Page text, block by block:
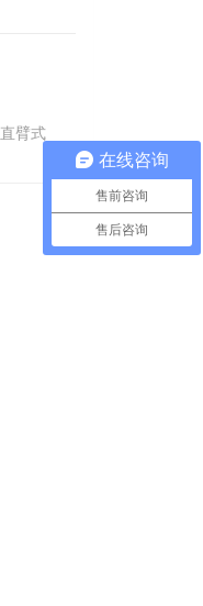
直臂式
在线咨询
售前咨询
售后咨询